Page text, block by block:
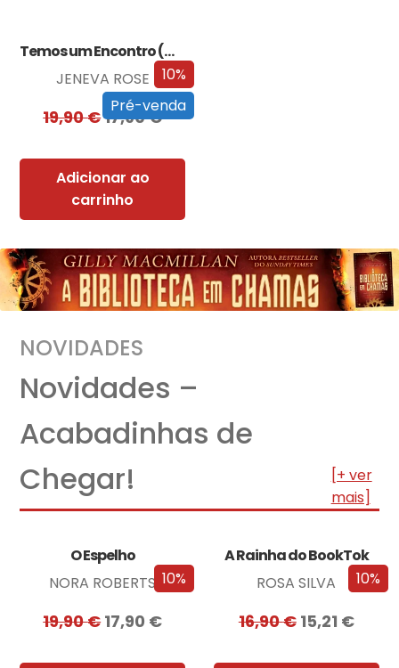
10%
Pré-venda
Temos um Encontro (Outra Vez) – Edição…
JENEVA ROSE
19,90€17,90€
Adicionar ao
carrinho
NOVIDADES
Novidades –
Acabadinhas de
Chegar!
[+ ver
mais]
10%
O Espelho
NORA ROBERTS
19,90€17,90 €
10%
A Rainha do BookTok
ROSA SILVA
16,90€ 15,21 €